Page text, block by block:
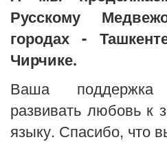
Русскому
городах -
Чирчике.
Ваша
развивать любовь к
языку. Спасибо, что